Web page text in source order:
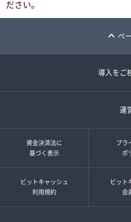
ださい。
ペ
導入をご
運
資金決済法に
基づく表示
プラ
ポ
ビットキャッシュ
利用規約
ビット
会